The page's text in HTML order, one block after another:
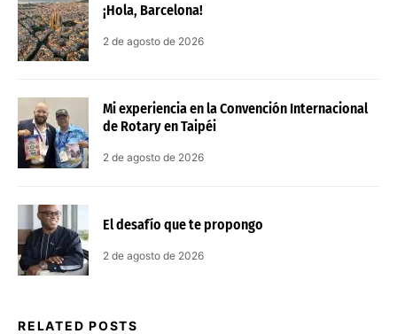
¡Hola, Barcelona!
2 de agosto de 2026
Mi experiencia en la Convención Internacional
de Rotary en Taipéi
2 de agosto de 2026
El desafío que te propongo
2 de agosto de 2026
RELATED POSTS